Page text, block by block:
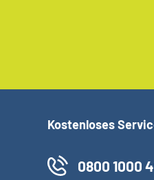
Kostenloses
0800 1000